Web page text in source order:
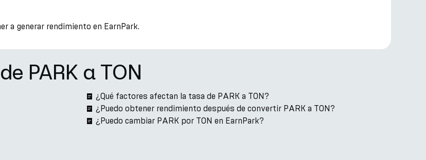
a generar rendimiento en EarnPark.
PARK a TON
¿Qué factores afectan la tasa de PARK a TON?
¿Puedo obtener rendimiento después de convertir PARK a TON?
¿Puedo cambiar PARK por TON en EarnPark?